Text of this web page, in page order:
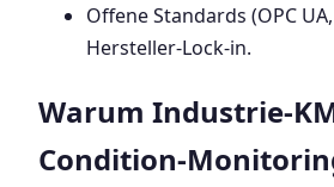
Offene Standards (OPC
Hersteller-Lock-in.
Warum Industrie-
Condition-